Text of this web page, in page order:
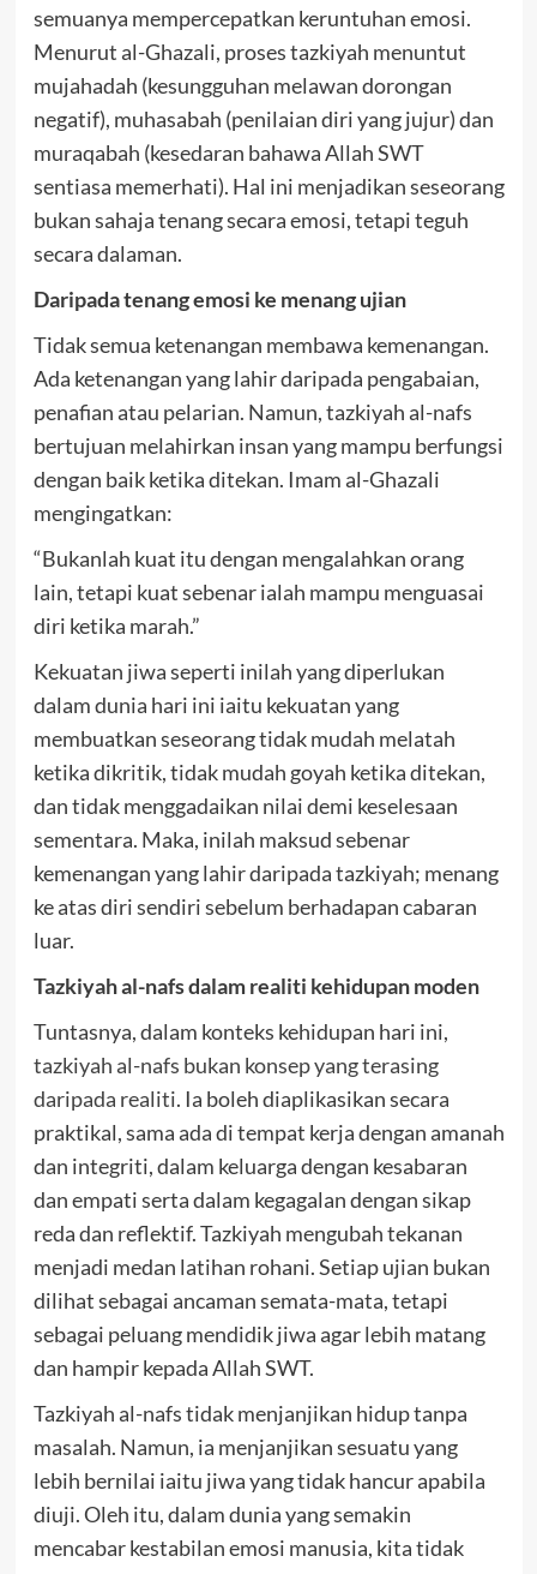
semuanya mempercepatkan keruntuhan emosi.
Menurut al-Ghazali, proses tazkiyah menuntut
mujahadah (kesungguhan melawan dorongan
negatif), muhasabah (penilaian diri yang jujur) dan
muraqabah (kesedaran bahawa Allah SWT
sentiasa memerhati). Hal ini menjadikan seseorang
bukan sahaja tenang secara emosi, tetapi teguh
secara dalaman.
Daripada tenang emosi ke menang ujian
Tidak semua ketenangan membawa kemenangan.
Ada ketenangan yang lahir daripada pengabaian,
penafian atau pelarian. Namun, tazkiyah al-nafs
bertujuan melahirkan insan yang mampu berfungsi
dengan baik ketika ditekan. Imam al-Ghazali
mengingatkan:
“Bukanlah kuat itu dengan mengalahkan orang
lain, tetapi kuat sebenar ialah mampu menguasai
diri ketika marah.”
Kekuatan jiwa seperti inilah yang diperlukan
dalam dunia hari ini iaitu kekuatan yang
membuatkan seseorang tidak mudah melatah
ketika dikritik, tidak mudah goyah ketika ditekan,
dan tidak menggadaikan nilai demi keselesaan
sementara. Maka, inilah maksud sebenar
kemenangan yang lahir daripada tazkiyah; menang
ke atas diri sendiri sebelum berhadapan cabaran
luar.
Tazkiyah al-nafs dalam realiti kehidupan moden
Tuntasnya, dalam konteks kehidupan hari ini,
tazkiyah al-nafs bukan konsep yang terasing
daripada realiti. Ia boleh diaplikasikan secara
praktikal, sama ada di tempat kerja dengan amanah
dan integriti, dalam keluarga dengan kesabaran
dan empati serta dalam kegagalan dengan sikap
reda dan reflektif. Tazkiyah mengubah tekanan
menjadi medan latihan rohani. Setiap ujian bukan
dilihat sebagai ancaman semata-mata, tetapi
sebagai peluang mendidik jiwa agar lebih matang
dan hampir kepada Allah SWT.
Tazkiyah al-nafs tidak menjanjikan hidup tanpa
masalah. Namun, ia menjanjikan sesuatu yang
lebih bernilai iaitu jiwa yang tidak hancur apabila
diuji. Oleh itu, dalam dunia yang semakin
mencabar kestabilan emosi manusia, kita tidak